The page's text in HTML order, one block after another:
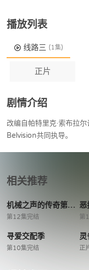
播放列表
线路三 (1集)
正片
剧情介绍
改编自帕特里克·索布拉
Belvision共同执导。
相关推荐
机械之声的传奇第四季
第12集完结
恶
第
寻爱交配季
第10集完结
灵
正